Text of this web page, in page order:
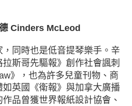
Cinders McLeod
同時也是低音提琴樂手。辛
斯哥先驅報》創作社會諷刺
》，也為許多兒童刊物、商
英國《衛報》與加拿大廣播
品曾獲世界報紙設計協會、